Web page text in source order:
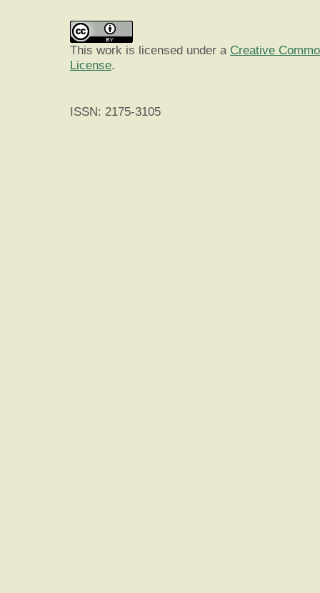
This work is licensed under a Creative
License.
ISSN: 2175-3105